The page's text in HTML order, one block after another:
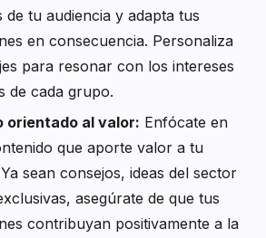
de tu audiencia y adapta tus
en consecuencia. Personaliza
para resonar con los intereses
de cada grupo.
orientado al valor: Enfócate en
que aporte valor a tu
sean consejos, ideas del sector
asegúrate de que tus
contribuyan positivamente a la